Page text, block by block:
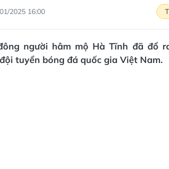
2025 16:00
người hâm mộ Hà Tĩnh đã đổ
tuyển bóng đá quốc gia Việt Nam.